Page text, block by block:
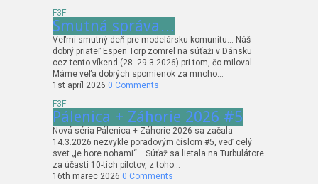
F3F
Smutná správa…
Veľmi smutný deň pre modelársku komunitu… Náš
dobrý priateľ Espen Torp zomrel na súťaži v Dánsku
cez tento víkend (28.-29.3.2026) pri tom, čo miloval.
Máme veľa dobrých spomienok za mnoho…
1st apríl 2026 0 Comments
F3F
Pálenica + Záhorie 2026 #5
Nová séria Pálenica + Záhorie 2026 sa začala
14.3.2026 nezvykle poradovým číslom #5, veď celý
svet „je hore nohami“… Súťaž sa lietala na Turbulátore
za účasti 10-tich pilotov, z toho…
16th marec 2026 0 Comments